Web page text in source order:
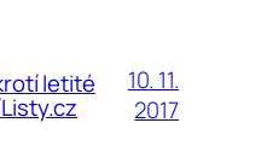
letité
10. 11.
2017